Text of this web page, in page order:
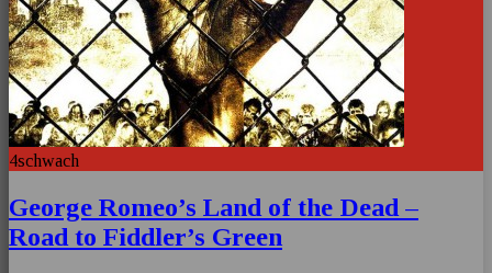
4schwach
George Romeo’s Land of the Dead –
Road to Fiddler’s Green